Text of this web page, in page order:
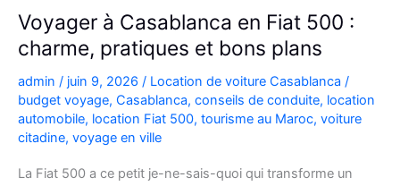
pour
vos
déplacements
Voyager à Casablanca en Fiat 500 :
charme, pratiques et bons plans
admin / juin 9, 2026 / Location de voiture Casablanca /
budget voyage, Casablanca, conseils de conduite, location
automobile, location Fiat 500, tourisme au Maroc, voiture
citadine, voyage en ville
La Fiat 500 a ce petit je-ne-sais-quoi qui transforme un